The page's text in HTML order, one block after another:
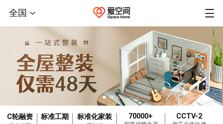
全国
C轮融资 标准工期 标准化家装 70000+ CCTV-2